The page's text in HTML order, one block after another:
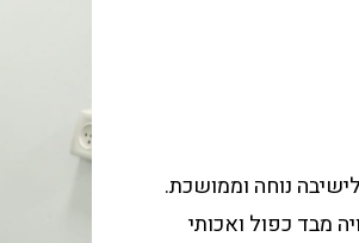
אורטופדית צרה הכוללת קפיצי פוקט 2.85 לישיבה נוחה וממושכת.
מבד כפול ואכותי